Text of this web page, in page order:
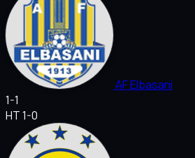
AF Elbasani
1-1
HT 1-0